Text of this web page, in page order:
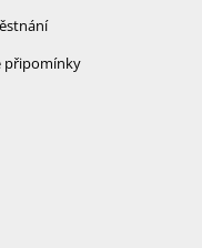
připomínky